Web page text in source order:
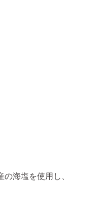
海塩を使用し、